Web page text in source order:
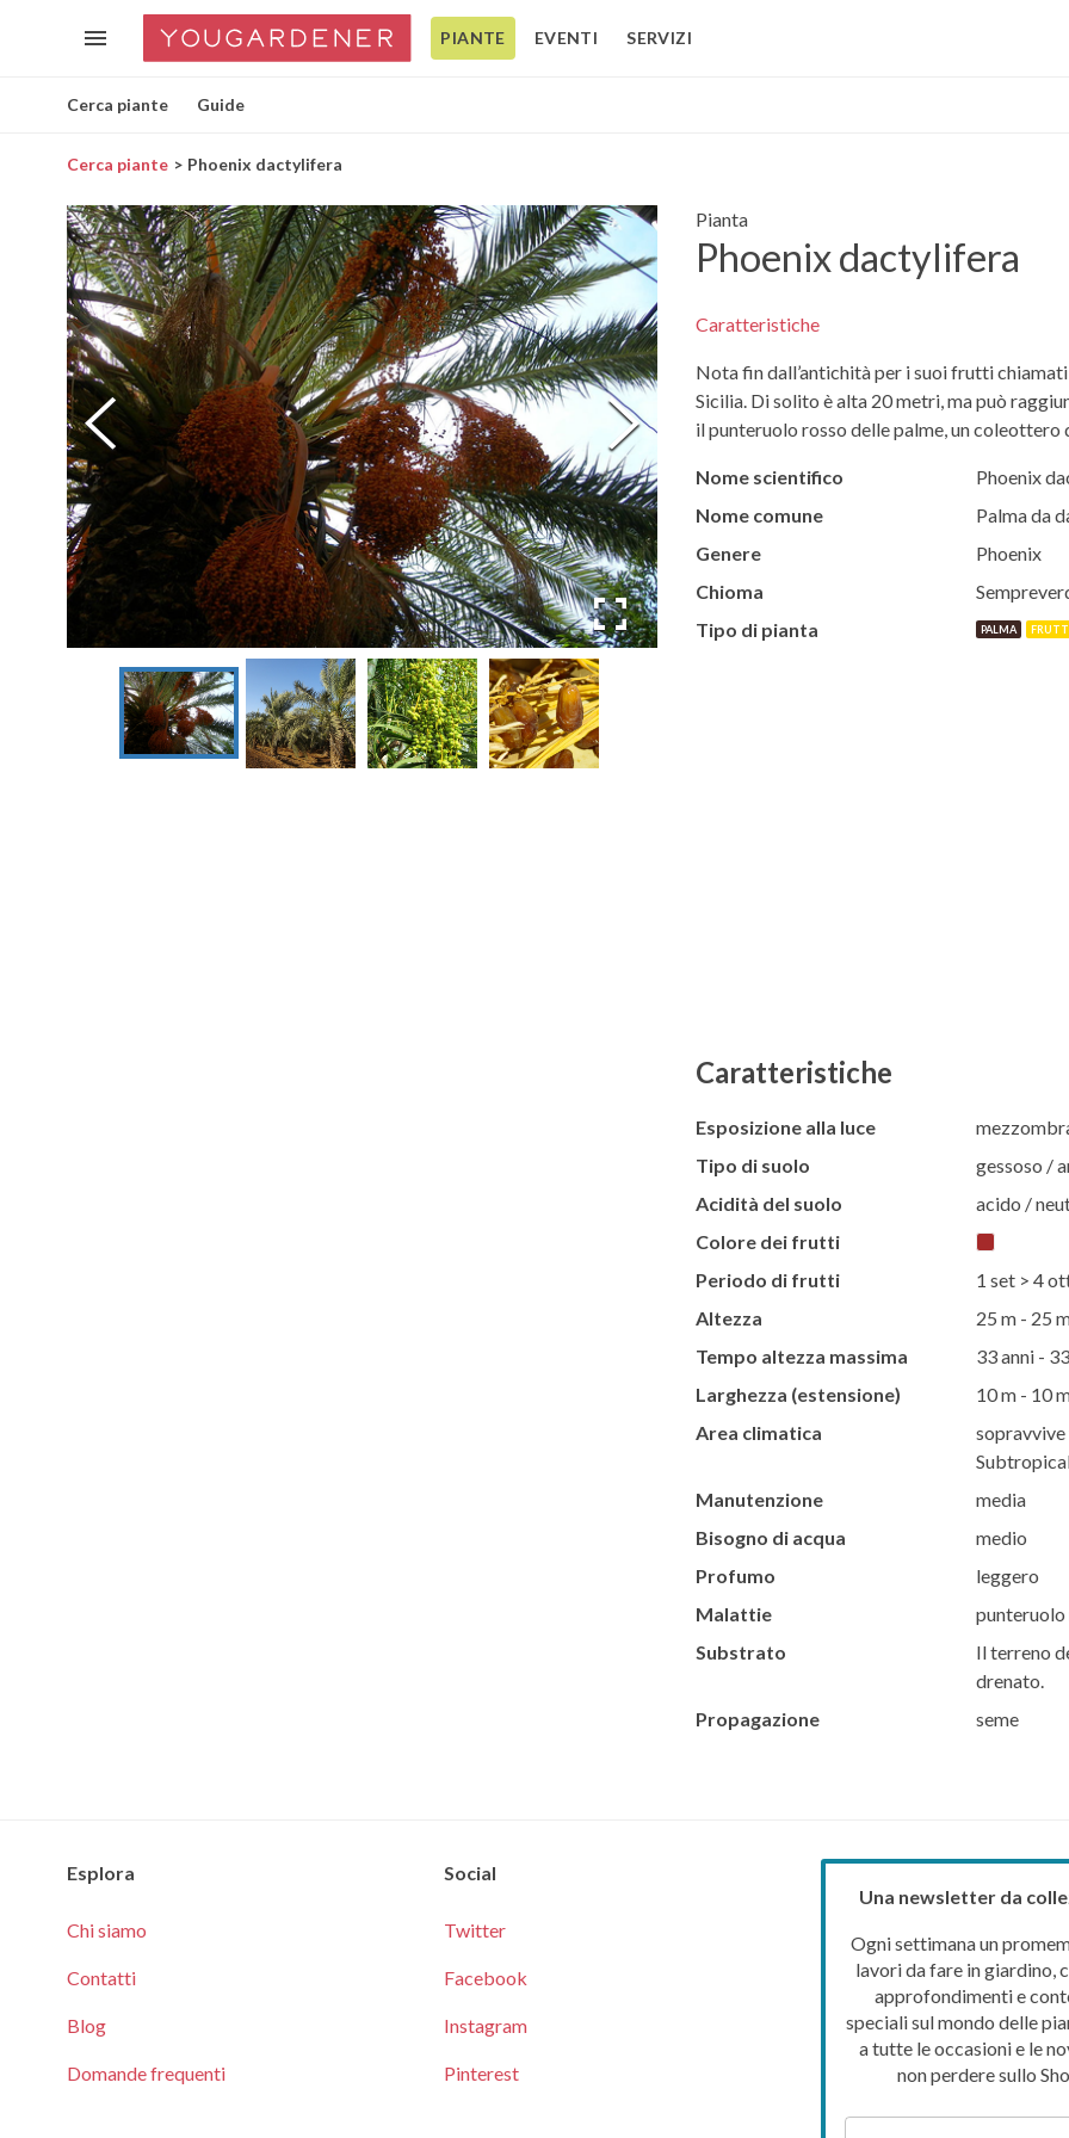
PIANTE EVENTI SERVIZI
Cerca piante Guide
Cerca piante Phoenix dactylifera
Pianta
Phoenix dactylifera
Caratteristiche
Nota fin dall’antichità per i suoi frutti
Sicilia. Di solito è alta 20 metri, ma può
il punteruolo rosso delle palme, un
Nome scientifico
Phoenix
Nome comune
Palma da
Genere
Phoenix
Chioma
Tipo di pianta
PALMA
Caratteristiche
Esposizione alla luce
Tipo di suolo
gessoso /
Acidità del suolo
acido /
Colore dei frutti
Periodo di frutti
1 set > 4
Altezza
25 m - 25
Tempo altezza massima
33 anni -
Larghezza (estensione)
10 m - 10
Area climatica
sopravvive
Manutenzione
media
Bisogno di acqua
medio
Profumo
leggero
Malattie
punteruolo
Substrato
Il terreno
drenato.
Propagazione
seme
Esplora
Chi siamo
Contatti
Blog
Domande frequenti
Social
Twitter
Facebook
Instagram
Pinterest
Una newsletter da
Ogni settimana un
lavori da fare in giardino,
approfondimenti e
speciali sul mondo delle
a tutte le occasioni e le
non perdere sullo